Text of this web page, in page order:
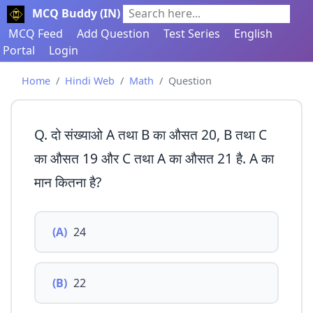
MCQ Buddy (IN) Search here...
MCQ Feed
Add Question Test Series
English
Portal
Login
Home Hindi Web Math Question
Q. दो संख्याओ A तथा B का औसत 20, B तथा C
का औसत 19 और C तथा A का औसत 21 है. A का
मान कितना है?
(A) 24
(B) 22